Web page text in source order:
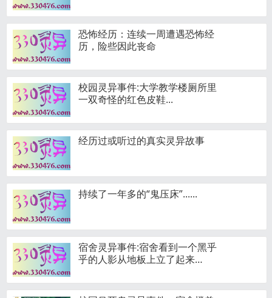
恐怖经历：连续一周遭遇恐怖经
历，险些因此丧命
校园灵异事件:大学教学楼厕所里
一双奇怪的红色皮鞋...
经历过或听过的真实灵异故事
持续了一年多的“鬼压床”......
宿舍灵异事件:宿舍看到一个黑乎
乎的人影从地板上立了起来…